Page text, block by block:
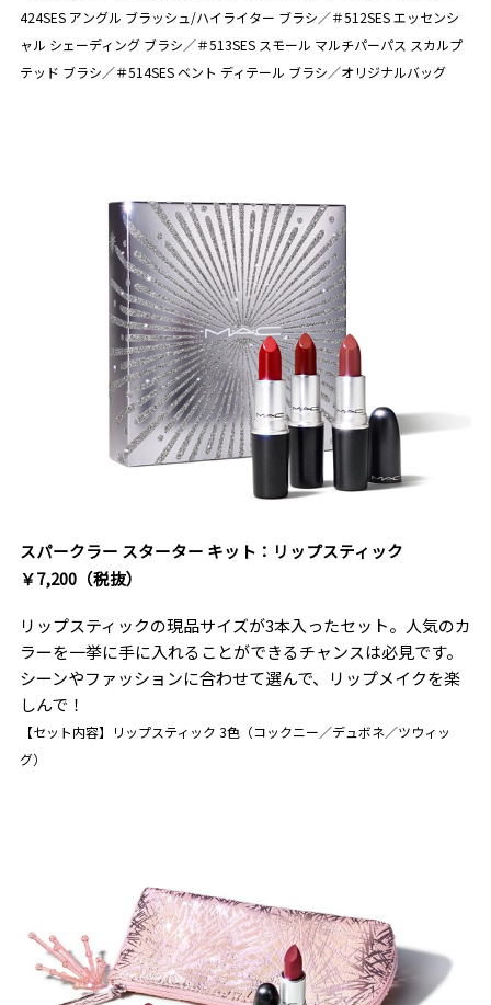
424SES アングル ブラッシュ/ハイライター ブラシ／＃512SES エッセンシ
ャル シェーディング ブラシ／＃513SES スモール マルチパーパス スカルプ
テッド ブラシ／＃514SES ベント ディテール ブラシ／オリジナルバッグ
スパークラー スターター キット：リップスティック
￥7,200（税抜）
リップスティックの現品サイズが3本入ったセット。人気のカ
ラーを一挙に手に入れることができるチャンスは必見です。
シーンやファッションに合わせて選んで、リップメイクを楽
しんで！
【セット内容】リップスティック 3色（コックニー／デュボネ／ツウィッ
グ）